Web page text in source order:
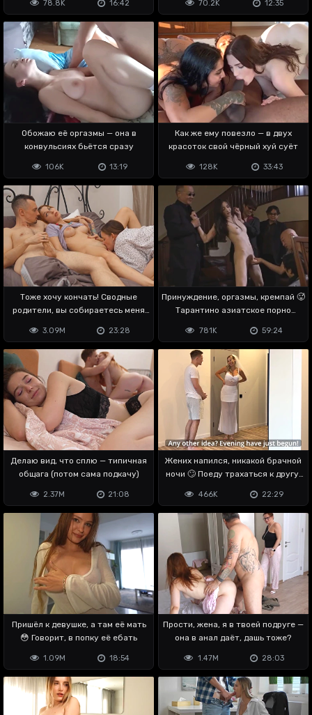
16:42
78.8K 12:35
70.2K
Обожаю её оргазмы — она в
конвульсиях бьётся сразу
13:19
106K
Как же ему повезло — в двух
красоток свой чёрный хуй суёт
33:43
128K
Тоже хочу кончать! Сводные
родители, вы собираетесь меня
23:28
3.09M
Принуждение, оргазмы, кремпай 🥵
Тарантино азиатское порно
59:24
781K
Делаю вид, что сплю — типичная
общага (потом сама подкачу)
21:08
2.37M
Жених напился, никакой брачной
ночи 🙄 Поеду трахаться к другу,
22:29
466K
Пришёл к девушке, а там её мать
😳 Говорит, в попку её ебать
18:54
1.09M
Прости, жена, я в твоей подруге —
она в анал даёт, дашь тоже?
28:03
1.47M